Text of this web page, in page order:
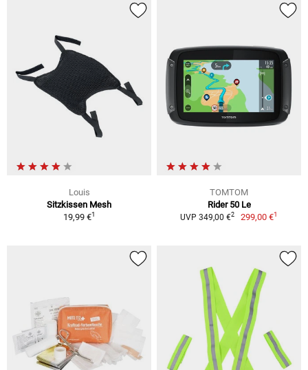
Louis
Sitzkissen Mesh
19,99 €1
TOMTOM
Rider 50 Le
UVP 349,00 €2 299,00 €1